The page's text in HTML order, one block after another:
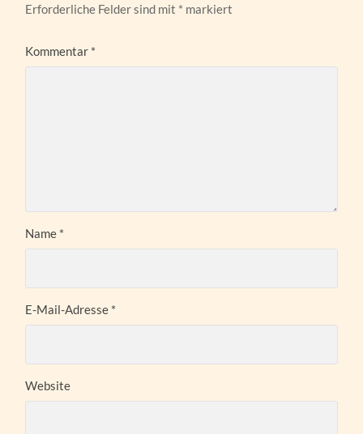
Erforderliche Felder sind mit * markiert
Kommentar *
Name *
E-Mail-Adresse *
Website